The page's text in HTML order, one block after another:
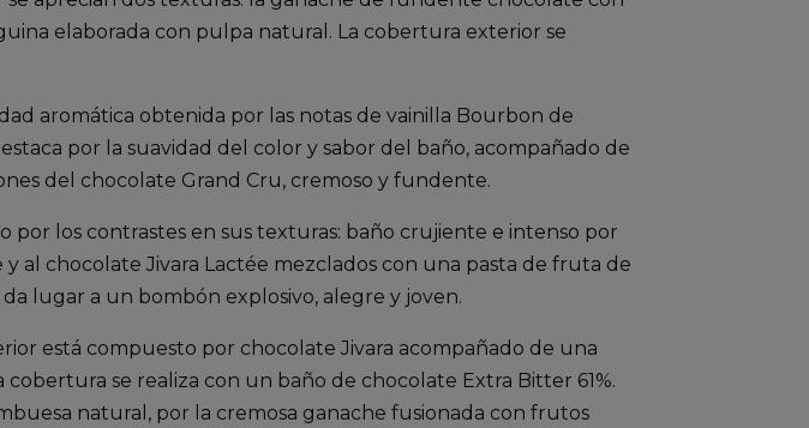
elaborada con pulpa natural. La cobertura exterior se
aromática obtenida por las notas de vainilla Bourbon de
por la suavidad del color y sabor del baño, acompañado de
del chocolate Grand Cru, cremoso y fundente.
por los contrastes en sus texturas: baño crujiente e intenso por
al chocolate Jivara Lactée mezclados con una pasta de fruta de
lugar a un bombón explosivo, alegre y joven.
está compuesto por chocolate Jivara acompañado de una
se realiza con un baño de chocolate Extra Bitter 61%.
natural, por la cremosa ganache fusionada con frutos